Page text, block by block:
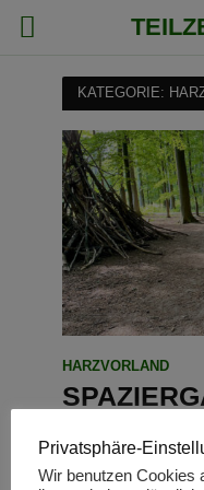
KATEGORIE:
HARZVORLAND
Privatsphäre-
Wir benutzen Cookies